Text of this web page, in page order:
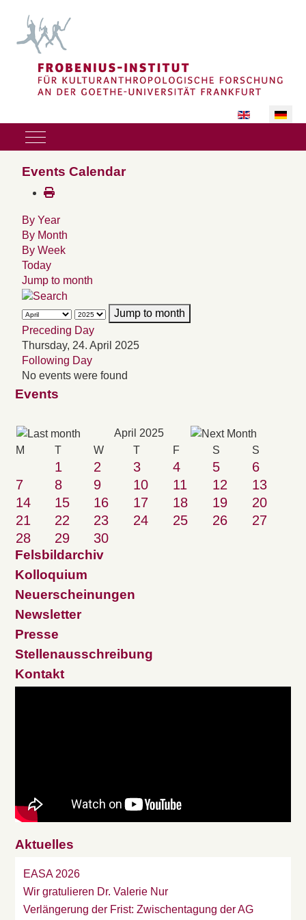
Sprache
Mobile Menu Toggle
Events Calendar
By Year
By Month
By Week
Today
Jump to month
Jump to month
Preceding Day
Thursday, 24. April 2025
Following Day
No events were found
Events
April 2025
M T W T F S S
1 2 3 4 5
6
7
8 9 10 11 12
13
14
15 16 17 18 19
20
21
22 23 24 25 26
27
28
29 30
Felsbildarchiv
Kolloquium
Neuerscheinungen
Newsletter
Presse
Stellenausschreibung
Kontakt
Aktuelles
EASA 2026
Wir gratulieren Dr. Valerie Nur
Verlängerung der Frist: Zwischentagung der AG